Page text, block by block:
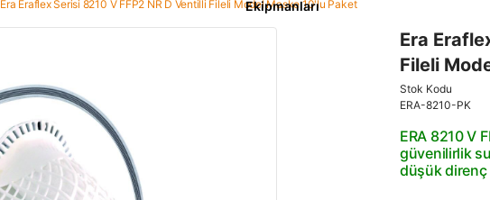
Era Eraflex Serisi 8210 V FFP2 NR D Ventilli Fileli Model Maske 10'lu Paket
Era
Fileli
Stok Kodu
ERA-8210-PK
ERA 8210 V
güvenilirlik
düşük direnç